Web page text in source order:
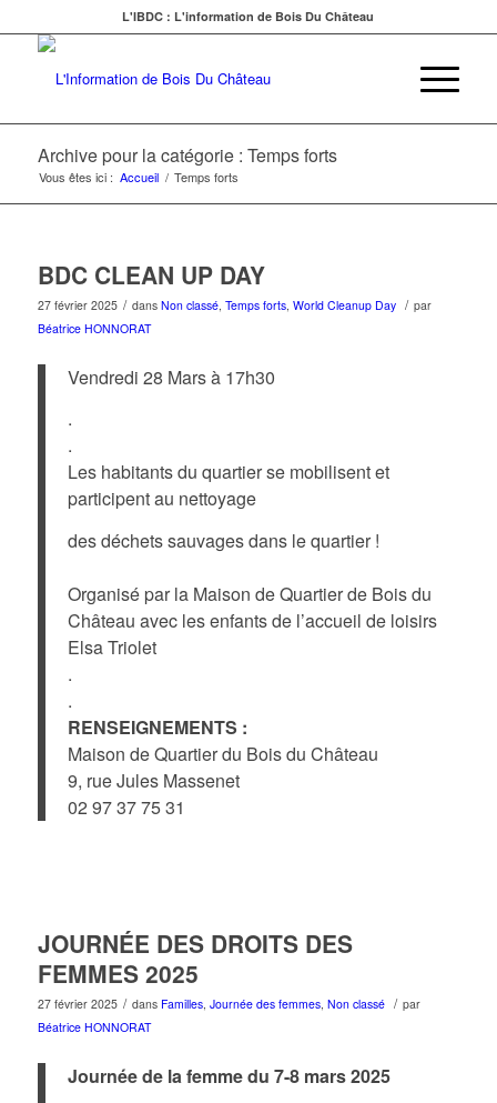
L'IBDC : L'information de Bois Du Château
Archive pour la catégorie : Temps forts
Vous êtes ici : Accueil / Temps forts
BDC CLEAN UP DAY
27 février 2025 / dans Non classé, Temps forts, World Cleanup Day / par
Béatrice HONNORAT
Vendredi 28 Mars à 17h30
.
.
Les habitants du quartier se mobilisent et
participent au nettoyage
des déchets sauvages dans le quartier !
Organisé par la Maison de Quartier de Bois du
Château avec les enfants de l’accueil de loisirs
Elsa Triolet
.
.
RENSEIGNEMENTS :
Maison de Quartier du Bois du Château
9, rue Jules Massenet
02 97 37 75 31
JOURNÉE DES DROITS DES
FEMMES 2025
27 février 2025 / dans Familles, Journée des femmes, Non classé / par
Béatrice HONNORAT
Journée de la femme du 7-8 mars 2025